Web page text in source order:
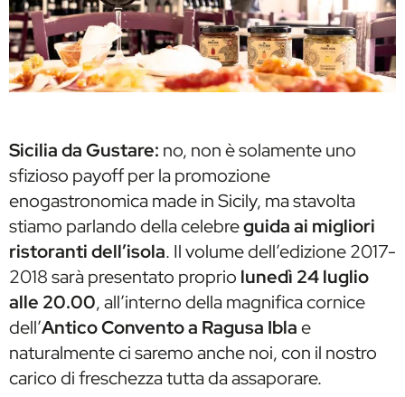
Sicilia da Gustare: no, non è solamente uno
sfizioso payoff per la promozione
enogastronomica made in Sicily, ma stavolta
stiamo parlando della celebreguida ai migliori
ristoranti dell’isola. Il volume dell’edizione 2017-
2018 sarà presentato proprio lunedì 24 luglio
alle 20.00, all’interno della magnifica cornice
dell’Antico Convento a Ragusa Iblae
naturalmente ci saremo anche noi, con il nostro
carico di freschezza tutta da assaporare.